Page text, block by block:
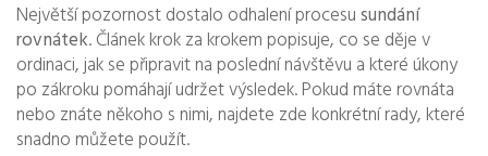
Největší pozornost dostalo odhalení procesusundání
rovnátek. Článek krok za krokem popisuje, co se děje v
ordinaci, jak se připravit na poslední návštěvu a které úkony
po zákroku pomáhají udržet výsledek. Pokud máte rovnáta
nebo znáte někoho s nimi, najdete zde konkrétní rady, které
snadno můžete použít.